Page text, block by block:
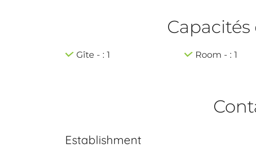
Gîte - : 1 Room - : 1
Establishment